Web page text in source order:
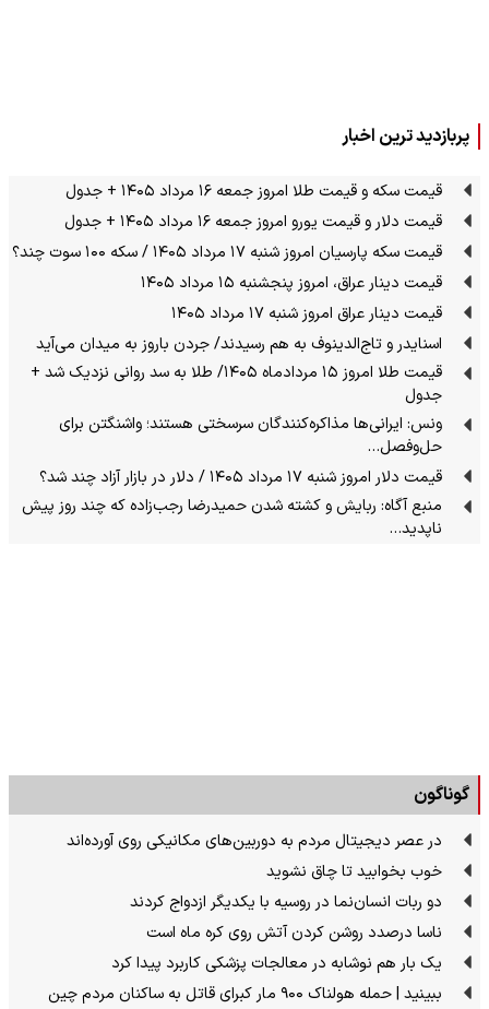
پربازدید ترین اخبار
قیمت سکه و قیمت طلا امروز جمعه ۱۶ مرداد ۱۴۰۵ + جدول
قیمت دلار و قیمت یورو امروز جمعه ۱۶ مرداد ۱۴۰۵ + جدول
قیمت سکه پارسیان امروز شنبه ۱۷ مرداد ۱۴۰۵ / سکه ۱۰۰ سوت چند؟
قیمت دینار عراق، امروز پنجشنبه ۱۵ مرداد ۱۴۰۵
قیمت دینار عراق امروز شنبه ۱۷ مرداد ۱۴۰۵
اسنایدر و تاج‌الدینوف به هم رسیدند/ جردن باروز به میدان می‌آید
قیمت طلا امروز ۱۵ مردادماه ۱۴۰۵/ طلا به سد روانی نزدیک شد +
جدول
ونس: ایرانی‌ها مذاکره‌کنندگان سرسختی هستند؛ واشنگتن برای
حل‌وفصل…
قیمت دلار امروز شنبه ۱۷ مرداد ۱۴۰۵ / دلار در بازار آزاد چند شد؟
منبع آگاه: ربایش و کشته شدن حمیدرضا رجب‌زاده که چند روز پیش
ناپدید…
گوناگون
در عصر دیجیتال مردم به دوربین‌های مکانیکی روی آورده‌اند
خوب بخوابید تا چاق نشوید
دو ربات انسان‌نما در روسیه با یکدیگر ازدواج کردند
ناسا درصدد روشن کردن آتش روی کره ماه است
یک بار هم نوشابه در معالجات پزشکی کاربرد پیدا کرد
ببینید | حمله هولناک ۹۰۰ مار کبرای قاتل به ساکنان مردم چین